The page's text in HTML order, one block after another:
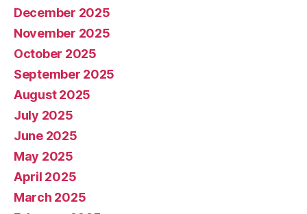
December 2025
November 2025
October 2025
September 2025
August 2025
July 2025
June 2025
May 2025
April 2025
March 2025